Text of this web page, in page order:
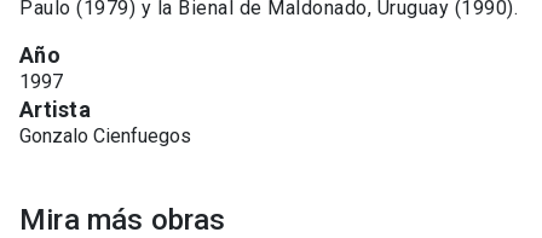
Paulo (1979) y la Bienal de Maldonado, Uruguay (1990).
Año
1997
Artista
Gonzalo Cienfuegos
Mira más obras